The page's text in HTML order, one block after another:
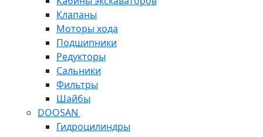
Клапаны
Моторы хода
Подшипники
Редукторы
Сальники
Фильтры
Шайбы
DOOSAN
Гидроцилиндры